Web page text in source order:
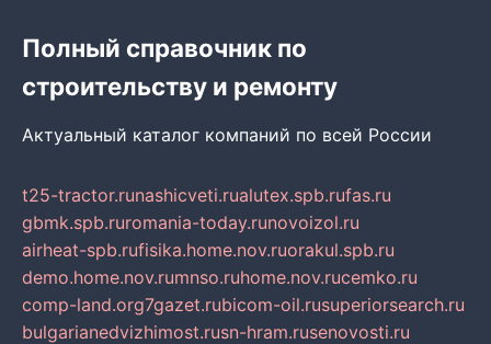
Полный справочник по
строительству и ремонту
Актуальный каталог компаний по всей России
t25-tractor.runashicveti.rualutex.spb.rufas.ru
gbmk.spb.ruromania-today.runovoizol.ru
airheat-spb.rufisika.home.nov.ruorakul.spb.ru
demo.home.nov.rumnso.ruhome.nov.rucemko.ru
comp-land.org7gazet.rubicom-oil.rusuperiorsearch.ru
bulgarianedvizhimost.rusn-hram.rusenovosti.ru